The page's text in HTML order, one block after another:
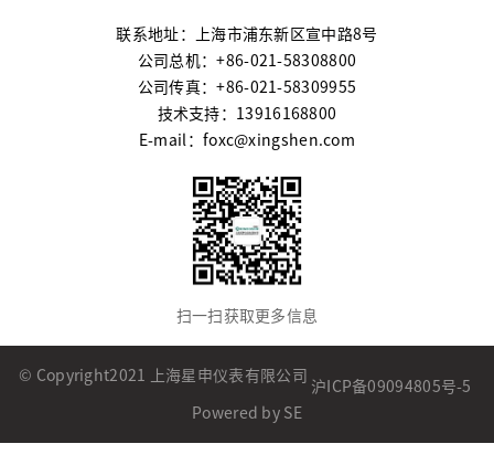
联系地址：上海市浦东新区宣中路8号
公司总机：+86-021-58308800
公司传真：+86-021-58309955
技术支持：13916168800
E-mail：foxc@xingshen.com
扫一扫获取更多信息
© Copyright2021 上海星申仪表有限公司
沪ICP备09094805号-5
Powered by SE